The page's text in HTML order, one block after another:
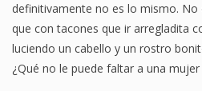
definitivamente no es lo mismo.
que con tacones que ir arregladita
luciendo un cabello y un rostro
¿Qué no le puede faltar a una